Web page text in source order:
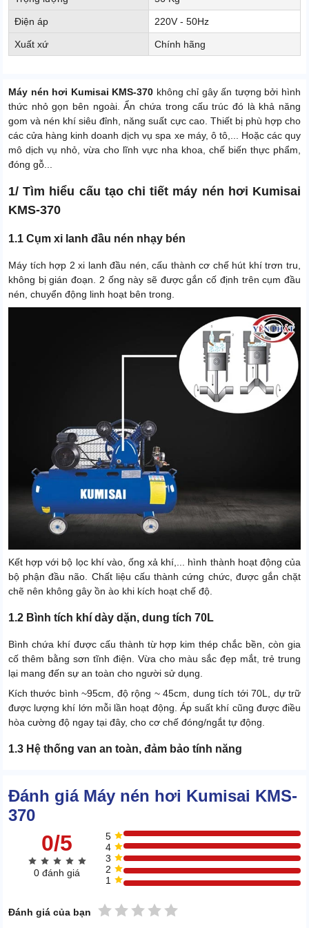
Điện áp 220V - 50Hz
Xuất xứ Chính hãng
Máy nén hơi Kumisai KMS-370 không chỉ gây ấn tượng bởi hình
thức nhỏ gọn bên ngoài. Ẩn chứa trong cấu trúc đó là khả năng
gom và nén khí siêu đỉnh, năng suất cực cao. Thiết bị phù hợp cho
các cửa hàng kinh doanh dịch vụ spa xe máy, ô tô,... Hoặc các quy
mô dịch vụ nhỏ, vừa cho lĩnh vực nha khoa, chế biến thực phẩm,
đóng gỗ...
1/ Tìm hiểu cấu tạo chi tiết máy nén hơi Kumisai
KMS-370
1.1 Cụm xi lanh đầu nén nhạy bén
Máy tích hợp 2 xi lanh đầu nén, cấu thành cơ chế hút khí trơn tru,
không bị gián đoạn. 2 ống này sẽ được gắn cố định trên cụm đầu
nén, chuyển động linh hoạt bên trong.
Kết hợp với bộ lọc khí vào, ống xả khí,... hình thành hoạt động của
bộ phận đầu não. Chất liệu cấu thành cứng chức, được gắn chặt
chẽ nên không gây ồn ào khi kích hoạt chế độ.
1.2 Bình tích khí dày dặn, dung tích 70L
Bình chứa khí được cấu thành từ hợp kim thép chắc bền, còn gia
cố thêm bằng sơn tĩnh điện. Vừa cho màu sắc đẹp mắt, trẻ trung
lại mang đến sự an toàn cho người sử dụng.
Kích thước bình ~95cm, độ rộng ~ 45cm, dung tích tới 70L, dự trữ
được lượng khí lớn mỗi lần hoạt động. Áp suất khí cũng được điều
hòa cường độ ngay tại đây, cho cơ chế đóng/ngắt tự động.
1.3 Hệ thống van an toàn, đảm bảo tính năng
thống van, duy trì dây chuyền ổn định. Phải nhắc đến van 1 chiều,
giúp ngăn chặn khí dội ngược lại, hay thất thoát từ bình trữ.
Đánh giá Máy nén hơi Kumisai KMS-
370
0/5
0 đánh giá
5
4
3
2
1
Đánh giá của bạn 5 sao
4 sao
3 sao
2 sao
1 sao